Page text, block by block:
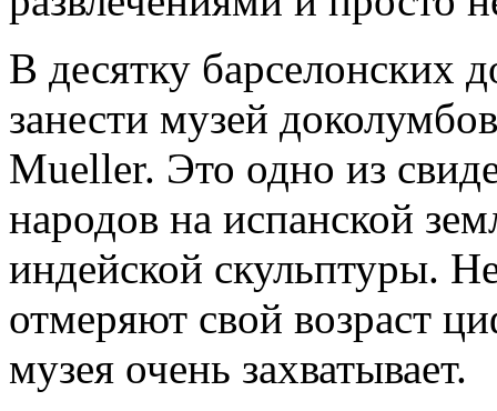
В десятку барселонских
занести музей
Mueller. Это одно из
народов на испанской
индейской скульптуры.
отмеряют свой возраст
музея очень захватывает.